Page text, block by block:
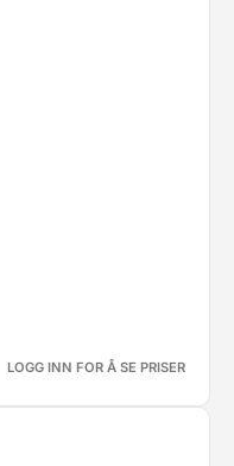
LOGG INN FOR Å SE PRISER